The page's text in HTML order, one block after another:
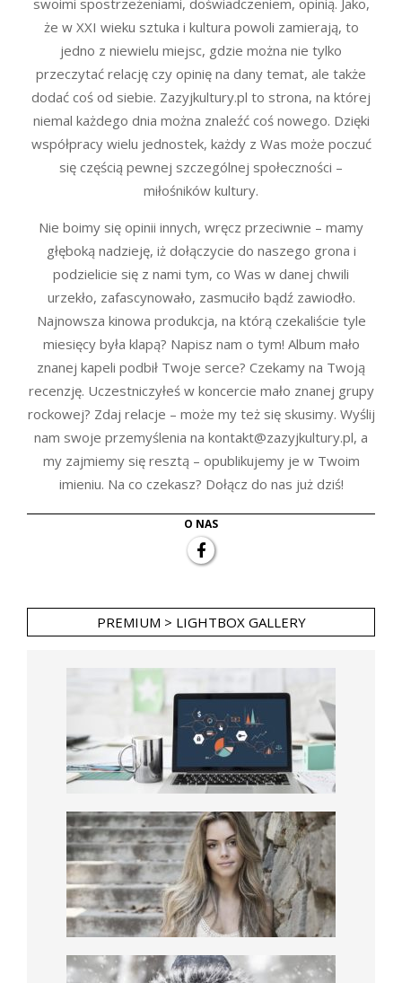
że w XXI wieku sztuka i kultura powoli zamierają, to
jedno z niewielu miejsc, gdzie można nie tylko
przeczytać relację czy opinię na dany temat, ale także
dodać coś od siebie. Zazyjkultury.pl to strona, na której
niemal każdego dnia można znaleźć coś nowego. Dzięki
współpracy wielu jednostek, każdy z Was może poczuć
się częścią pewnej szczególnej społeczności –
miłośników kultury.
Nie boimy się opinii innych, wręcz przeciwnie – mamy
głęboką nadzieję, iż dołączycie do naszego grona i
podzielicie się z nami tym, co Was w danej chwili
urzekło, zafascynowało, zasmuciło bądź zawiodło.
Najnowsza kinowa produkcja, na którą czekaliście tyle
miesięcy była klapą? Napisz nam o tym! Album mało
znanej kapeli podbił Twoje serce? Czekamy na Twoją
recenzję. Uczestniczyłeś w koncercie mało znanej grupy
rockowej? Zdaj relacje – może my też się skusimy. Wyślij
nam swoje przemyślenia na kontakt@zazyjkultury.pl, a
my zajmiemy się resztą – opublikujemy je w Twoim
imieniu. Na co czekasz? Dołącz do nas już dziś!
O NAS
PREMIUM > LIGHTBOX GALLERY